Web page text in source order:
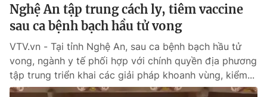
Nghệ An tập trung cách ly, tiêm vaccine
sau ca bệnh bạch hầu tử vong
VTV.vn - Tại tỉnh Nghệ An, sau ca bệnh bạch hầu tử
vong, ngành y tế phối hợp với chính quyền địa phương
tập trung triển khai các giải pháp khoanh vùng, kiểm...